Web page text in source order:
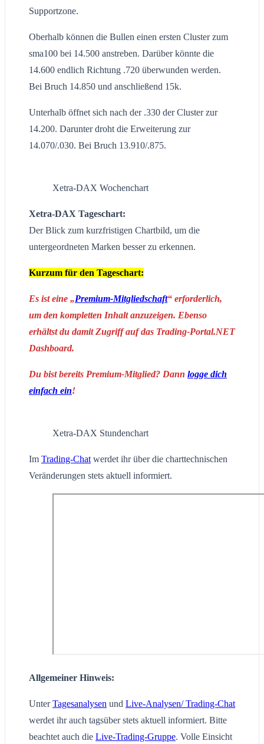
Supportzone.
Oberhalb können die Bullen einen ersten Cluster zum
sma100 bei 14.500 anstreben. Darüber könnte die
14.600 endlich Richtung .720 überwunden werden.
Bei Bruch 14.850 und anschließend 15k.
Unterhalb öffnet sich nach der .330 der Cluster zur
14.200. Darunter droht die Erweiterung zur
14.070/.030. Bei Bruch 13.910/.875.
Xetra-DAX Wochenchart
Xetra-DAX Tageschart:
Der Blick zum kurzfristigen Chartbild, um die
untergeordneten Marken besser zu erkennen.
Kurzum für den Tageschart:
Es ist eine „Premium-Mitgliedschaft“ erforderlich,
um den kompletten Inhalt anzuzeigen. Ebenso
erhältst du damit Zugriff auf das Trading-Portal.NET
Dashboard.
Du bist bereits Premium-Mitglied? Dann logge dich
einfach ein!
Xetra-DAX Stundenchart
Im Trading-Chat werdet ihr über die charttechnischen
Veränderungen stets aktuell informiert.
Allgemeiner Hinweis:
UnterTagesanalysen und Live-Analysen/ Trading-Chat
werdet ihr auch tagsüber stets aktuell informiert. Bitte
beachtet auch die Live-Trading-Gruppe. Volle Einsicht